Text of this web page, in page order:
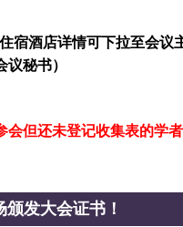
宿酒店详情可下拉至会议
秘书）
会但还未登记收集表的学
颁发大会证书！